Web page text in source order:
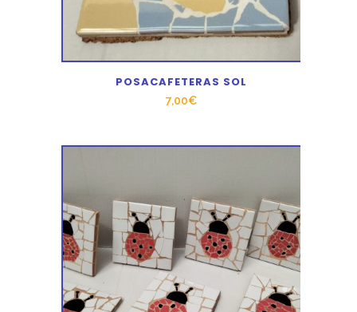
POSACAFETERAS SOL
7,00€